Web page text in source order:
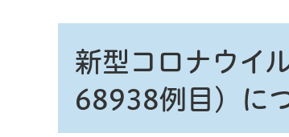
新型コロナウイ
68938例目）に